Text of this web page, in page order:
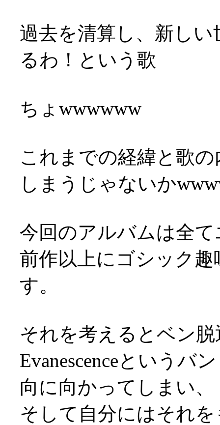
過去を清算し、新し
るわ！という歌
ちょwwwwww
これまでの経緯と歌
しまうじゃないか
今回のアルバムは全
前作以上にゴシック
す。
それを考えるとベン
Evanescenceというバ
向に向かってしまい、
そして自分にはそれ